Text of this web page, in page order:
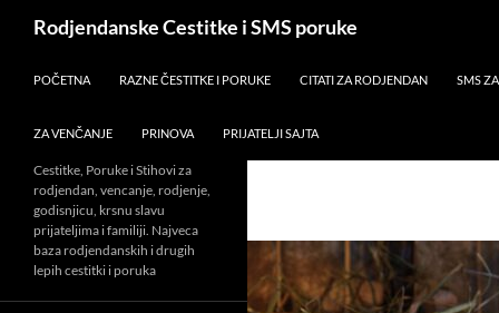
Rodjendanske Cestitke i SMS poruke
POČETNA RAZNE ČESTITKE I PORUKE CITATI ZA RODJENDAN SMS
ZA VENČANJE PRINOVA PRIJATELJI SAJTA
Cestitke, Poruke i Stihovi za
rodjendan, vencanje, rodjenje,
godisnjicu, krsnu slavu
prijateljima i familiji. Najveca
baza rodjendanskih i drugih
lepih cestitki i poruka